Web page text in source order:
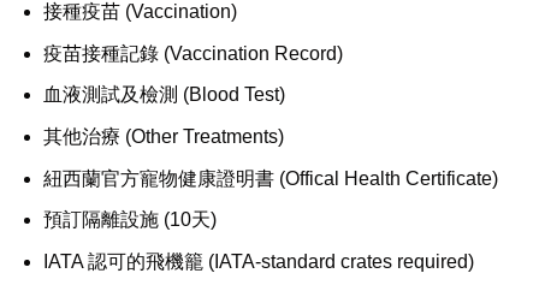
接種疫苗 (Vaccination)
疫苗接種記錄 (Vaccination Record)
血液測試及檢測 (Blood Test)
其他治療 (Other Treatments)
紐西蘭官方寵物健康證明書 (Offical Health Certificate)
預訂隔離設施 (10天)
IATA 認可的飛機籠 (IATA-standard crates required)